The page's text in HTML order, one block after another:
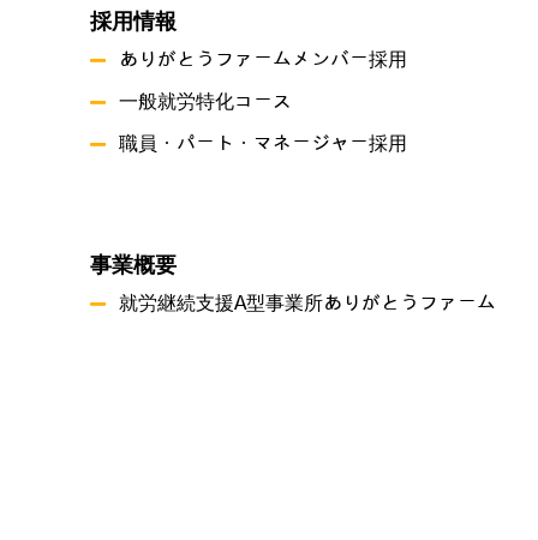
採用情報
ありがとうファームメンバー採用
一般就労特化コース
職員・パート・マネージャー採用
事業概要
就労継続支援A型事業所ありがとうファーム